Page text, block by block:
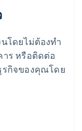
โดยไม่ต้องทำ
ร หรือติดต่อ
รกิจของคุณโดย